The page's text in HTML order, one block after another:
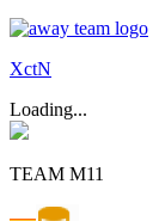
XctN
Loading...
TEAM M11